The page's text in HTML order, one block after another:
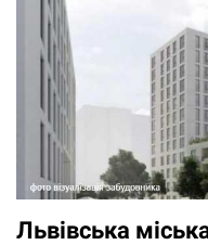
Львівська